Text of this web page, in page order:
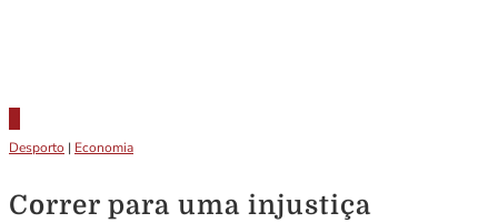
Desporto | Economia
Correr para uma injustiça